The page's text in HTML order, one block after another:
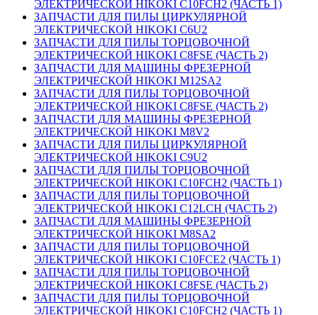
ЭЛЕКТРИЧЕСКОЙ HIKOKI C10FCH2 (ЧАСТЬ 1)
ЗАПЧАСТИ ДЛЯ ПИЛЫ ЦИРКУЛЯРНОЙ
ЭЛЕКТРИЧЕСКОЙ HIKOKI C6U2
ЗАПЧАСТИ ДЛЯ ПИЛЫ ТОРЦОВОЧНОЙ
ЭЛЕКТРИЧЕСКОЙ HIKOKI C8FSE (ЧАСТЬ 2)
ЗАПЧАСТИ ДЛЯ МАШИНЫ ФРЕЗЕРНОЙ
ЭЛЕКТРИЧЕСКОЙ HIKOKI M12SA2
ЗАПЧАСТИ ДЛЯ ПИЛЫ ТОРЦОВОЧНОЙ
ЭЛЕКТРИЧЕСКОЙ HIKOKI C8FSE (ЧАСТЬ 2)
ЗАПЧАСТИ ДЛЯ МАШИНЫ ФРЕЗЕРНОЙ
ЭЛЕКТРИЧЕСКОЙ HIKOKI M8V2
ЗАПЧАСТИ ДЛЯ ПИЛЫ ЦИРКУЛЯРНОЙ
ЭЛЕКТРИЧЕСКОЙ HIKOKI C9U2
ЗАПЧАСТИ ДЛЯ ПИЛЫ ТОРЦОВОЧНОЙ
ЭЛЕКТРИЧЕСКОЙ HIKOKI C10FCH2 (ЧАСТЬ 1)
ЗАПЧАСТИ ДЛЯ ПИЛЫ ТОРЦОВОЧНОЙ
ЭЛЕКТРИЧЕСКОЙ HIKOKI C12LCH (ЧАСТЬ 2)
ЗАПЧАСТИ ДЛЯ МАШИНЫ ФРЕЗЕРНОЙ
ЭЛЕКТРИЧЕСКОЙ HIKOKI M8SA2
ЗАПЧАСТИ ДЛЯ ПИЛЫ ТОРЦОВОЧНОЙ
ЭЛЕКТРИЧЕСКОЙ HIKOKI C10FCE2 (ЧАСТЬ 1)
ЗАПЧАСТИ ДЛЯ ПИЛЫ ТОРЦОВОЧНОЙ
ЭЛЕКТРИЧЕСКОЙ HIKOKI C8FSE (ЧАСТЬ 2)
ЗАПЧАСТИ ДЛЯ ПИЛЫ ТОРЦОВОЧНОЙ
ЭЛЕКТРИЧЕСКОЙ HIKOKI C10FCH2 (ЧАСТЬ 1)